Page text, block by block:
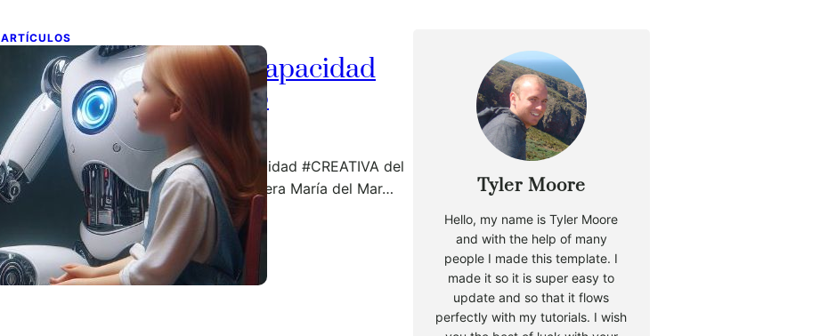
ARTÍCULOS
La IA generativa y la capacidad
creativa del alumnado
25 de abril de 2024
¿La #IA #Generativa influye en la capacidad #CREATIVA del
alumnado?. Hace unos días mi compañera María del Mar…
Tyler Moore
Hello, my name is Tyler Moore
and with the help of many
people I made this template. I
made it so it is super easy to
update and so that it flows
perfectly with my tutorials. I wish